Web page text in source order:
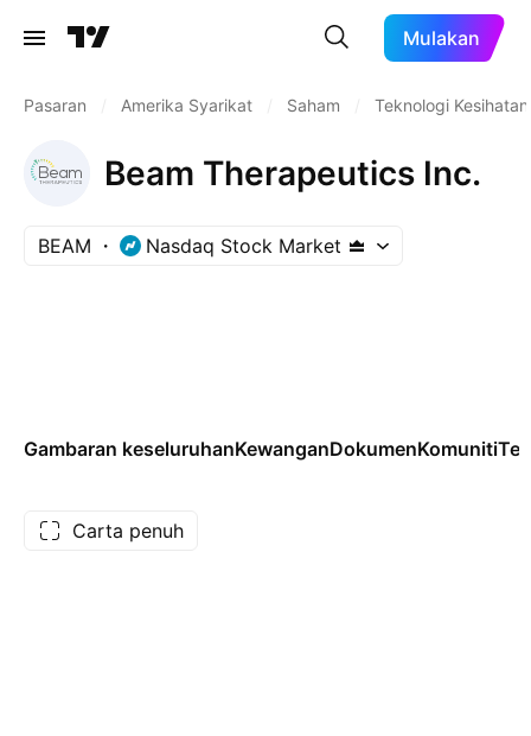
Mulakan
Pasaran Amerika Syarikat Saham Teknologi Kesihatan
Beam Therapeutics Inc.
BEAM Nasdaq Stock Market
Gambaran keseluruhanKewanganDokumenKomuniti
Carta penuh